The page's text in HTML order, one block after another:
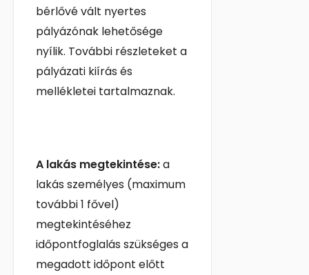
bérlővé vált nyertes
pályázónak lehetősége
nyílik. További részleteket a
pályázati kiírás és
mellékletei tartalmaznak.
A lakás megtekintése:a
lakás személyes (maximum
további 1 fővel)
megtekintéséhez
időpontfoglalás szükséges a
megadott időpont előtt